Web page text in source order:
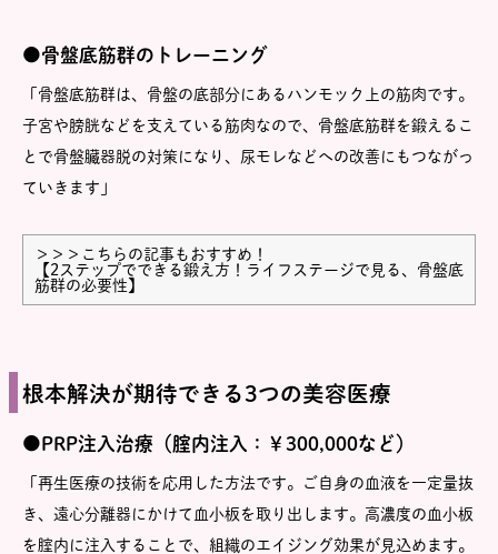
●骨盤底筋群のトレーニング
「骨盤底筋群は、骨盤の底部分にあるハンモック上の筋肉です。
子宮や膀胱などを支えている筋肉なので、骨盤底筋群を鍛えるこ
とで骨盤臓器脱の対策になり、尿モレなどへの改善にもつながっ
ていきます」
＞＞＞こちらの記事もおすすめ！
【 2ステップでできる鍛え方！ライフステージで見る、骨盤底
筋群の必要性 】
根本解決が期待できる3つの美容医療
●PRP注入治療（腟内注入：￥300,000など）
「再生医療の技術を応用した方法です。ご自身の血液を一定量抜
き、遠心分離器にかけて血小板を取り出します。高濃度の血小板
を腟内に注入することで、組織のエイジング効果が見込めます。